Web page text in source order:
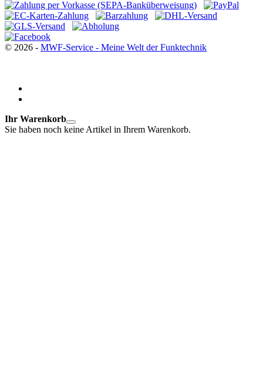
© 2026 - MWF-Service - Meine Welt der Funktechnik
Ihr Warenkorb
Sie haben noch keine Artikel in Ihrem Warenkorb.